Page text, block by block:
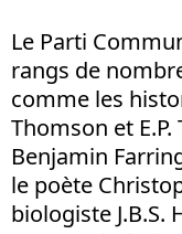
Le Parti
rangs de
comme les
Thomson et
Benjamin
le poète
biologiste J.B.S.